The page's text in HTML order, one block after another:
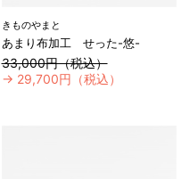
きものやまと
あまり布加工 せった-悠-
33,000円（税込）
→ 29,700円（税込）